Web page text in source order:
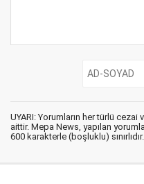
UYARI: Yorumların her türlü
aittir. Mepa News, yapılan
600 karakterle (boşluklu) sınırlıdır.